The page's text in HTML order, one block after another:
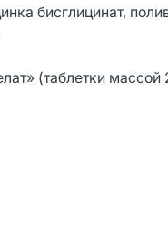
бисглицинат,
(таблетки массой